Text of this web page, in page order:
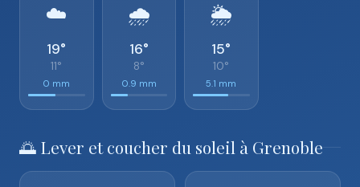
☁️
19°
11°
0 mm
🌧️
16°
8°
0.9 mm
🌦️
15°
10°
5.1 mm
🌅 Lever et coucher du soleil à Grenoble